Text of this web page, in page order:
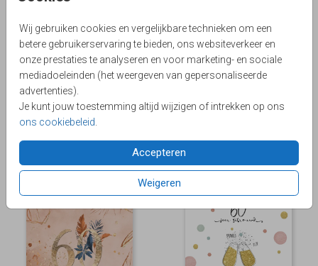
Wij gebruiken cookies en vergelijkbare technieken om een
betere gebruikerservaring te bieden, ons websiteverkeer en
onze prestaties te analyseren en voor marketing- en sociale
mediadoeleinden (het weergeven van gepersonaliseerde
advertenties).
Je kunt jouw toestemming altijd wijzigen of intrekken op ons
ons cookiebeleid
Accepteren
Weigeren